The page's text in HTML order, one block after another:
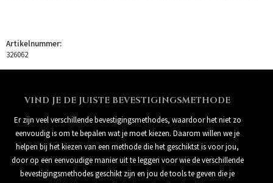
Artikelnummer:
326062
VIND JE DE JUISTE BEVESTIGINGSMETHODE
Er zijn veel verschillende bevestigingsmethodes, waardoor het niet zo
eenvoudig is om te bepalen wat je moet kiezen. Daarom willen we je
helpen bij het kiezen van een methode die het geschiktst is voor jou,
door op een eenvoudige manier uit te leggen voor wie de verschillende
bevestigingsmethodes geschikt zijn en jou de tools te geven die je